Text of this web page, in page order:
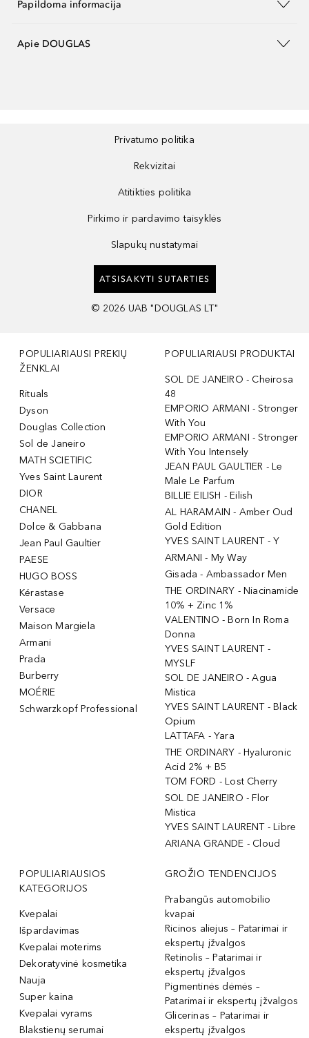
Papildoma informacija
Apie DOUGLAS
Privatumo politika
Rekvizitai
Atitikties politika
Pirkimo ir pardavimo taisyklės
Slapukų nustatymai
ATSISAKYTI SUTARTIES
© 2026 UAB "DOUGLAS LT"
POPULIARIAUSI PREKIŲ
ŽENKLAI
Rituals
Dyson
Douglas Collection
Sol de Janeiro
MATH SCIETIFIC
Yves Saint Laurent
DIOR
CHANEL
Dolce & Gabbana
Jean Paul Gaultier
PAESE
HUGO BOSS
Kérastase
Versace
Maison Margiela
Armani
Prada
Burberry
MOÉRIE
Schwarzkopf Professional
POPULIARIAUSI PRODUKTAI
SOL DE JANEIRO - Cheirosa
48
EMPORIO ARMANI - Stronger
With You
EMPORIO ARMANI - Stronger
With You Intensely
JEAN PAUL GAULTIER - Le
Male Le Parfum
BILLIE EILISH - Eilish
AL HARAMAIN - Amber Oud
Gold Edition
YVES SAINT LAURENT - Y
ARMANI - My Way
Gisada - Ambassador Men
THE ORDINARY - Niacinamide
10% + Zinc 1%
VALENTINO - Born In Roma
Donna
YVES SAINT LAURENT -
MYSLF
SOL DE JANEIRO - Agua
Mistica
YVES SAINT LAURENT - Black
Opium
LATTAFA - Yara
THE ORDINARY - Hyaluronic
Acid 2% + B5
TOM FORD - Lost Cherry
SOL DE JANEIRO - Flor
Mistica
YVES SAINT LAURENT - Libre
ARIANA GRANDE - Cloud
POPULIARIAUSIOS
KATEGORIJOS
Kvepalai
Išpardavimas
Kvepalai moterims
Dekoratyvinė kosmetika
Nauja
Super kaina
Kvepalai vyrams
Blakstienų serumai
GROŽIO TENDENCIJOS
Prabangūs automobilio
kvapai
Ricinos aliejus – Patarimai ir
ekspertų įžvalgos
Retinolis – Patarimai ir
ekspertų įžvalgos
Pigmentinės dėmės –
Patarimai ir ekspertų įžvalgos
Glicerinas – Patarimai ir
ekspertų įžvalgos